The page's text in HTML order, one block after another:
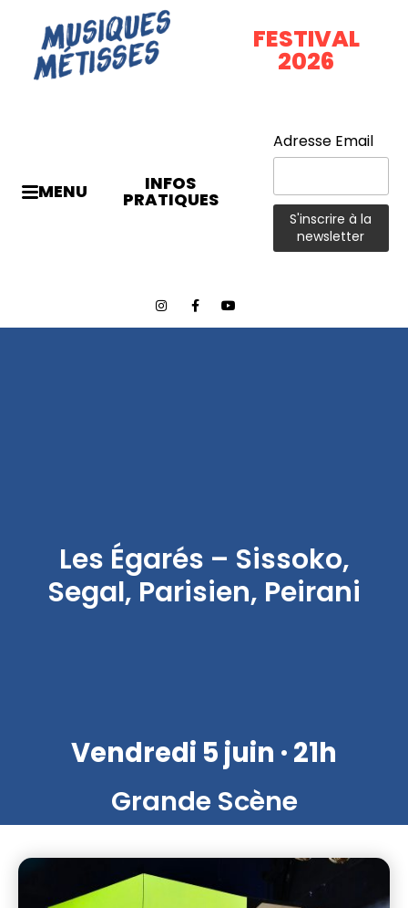
FESTIVAL
2026
MENU INFOS
PRATIQUES
Adresse Email
Les Égarés – Sissoko,
Segal, Parisien, Peirani
Vendredi 5 juin · 21h
Grande Scène